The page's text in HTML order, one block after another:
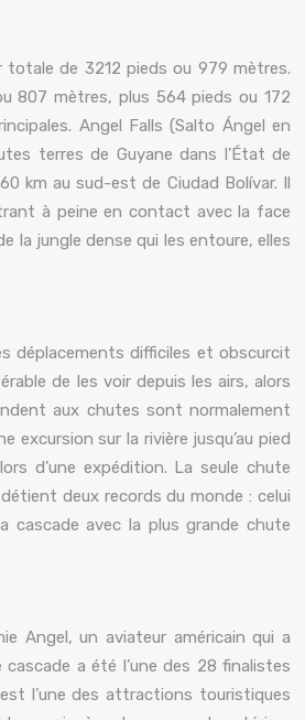
totale de 3212 pieds ou 979 mètres.
807 mètres, plus 564 pieds ou 172
Angel Falls (Salto Ángel en
terres de Guyane dans l’État de
km au sud-est de Ciudad Bolívar. Il
à peine en contact avec la face
la jungle dense qui les entoure, elles
déplacements difficiles et obscurcit
de les voir depuis les airs, alors
aux chutes sont normalement
excursion sur la rivière jusqu’au pied
d’une expédition. La seule chute
deux records du monde : celui
cascade avec la plus grande chute
Angel, un aviateur américain qui a
a été l’une des 28 finalistes
l’une des attractions touristiques